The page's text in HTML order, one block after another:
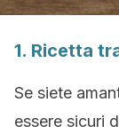
1. Ricetta
Se siete
essere sicuri